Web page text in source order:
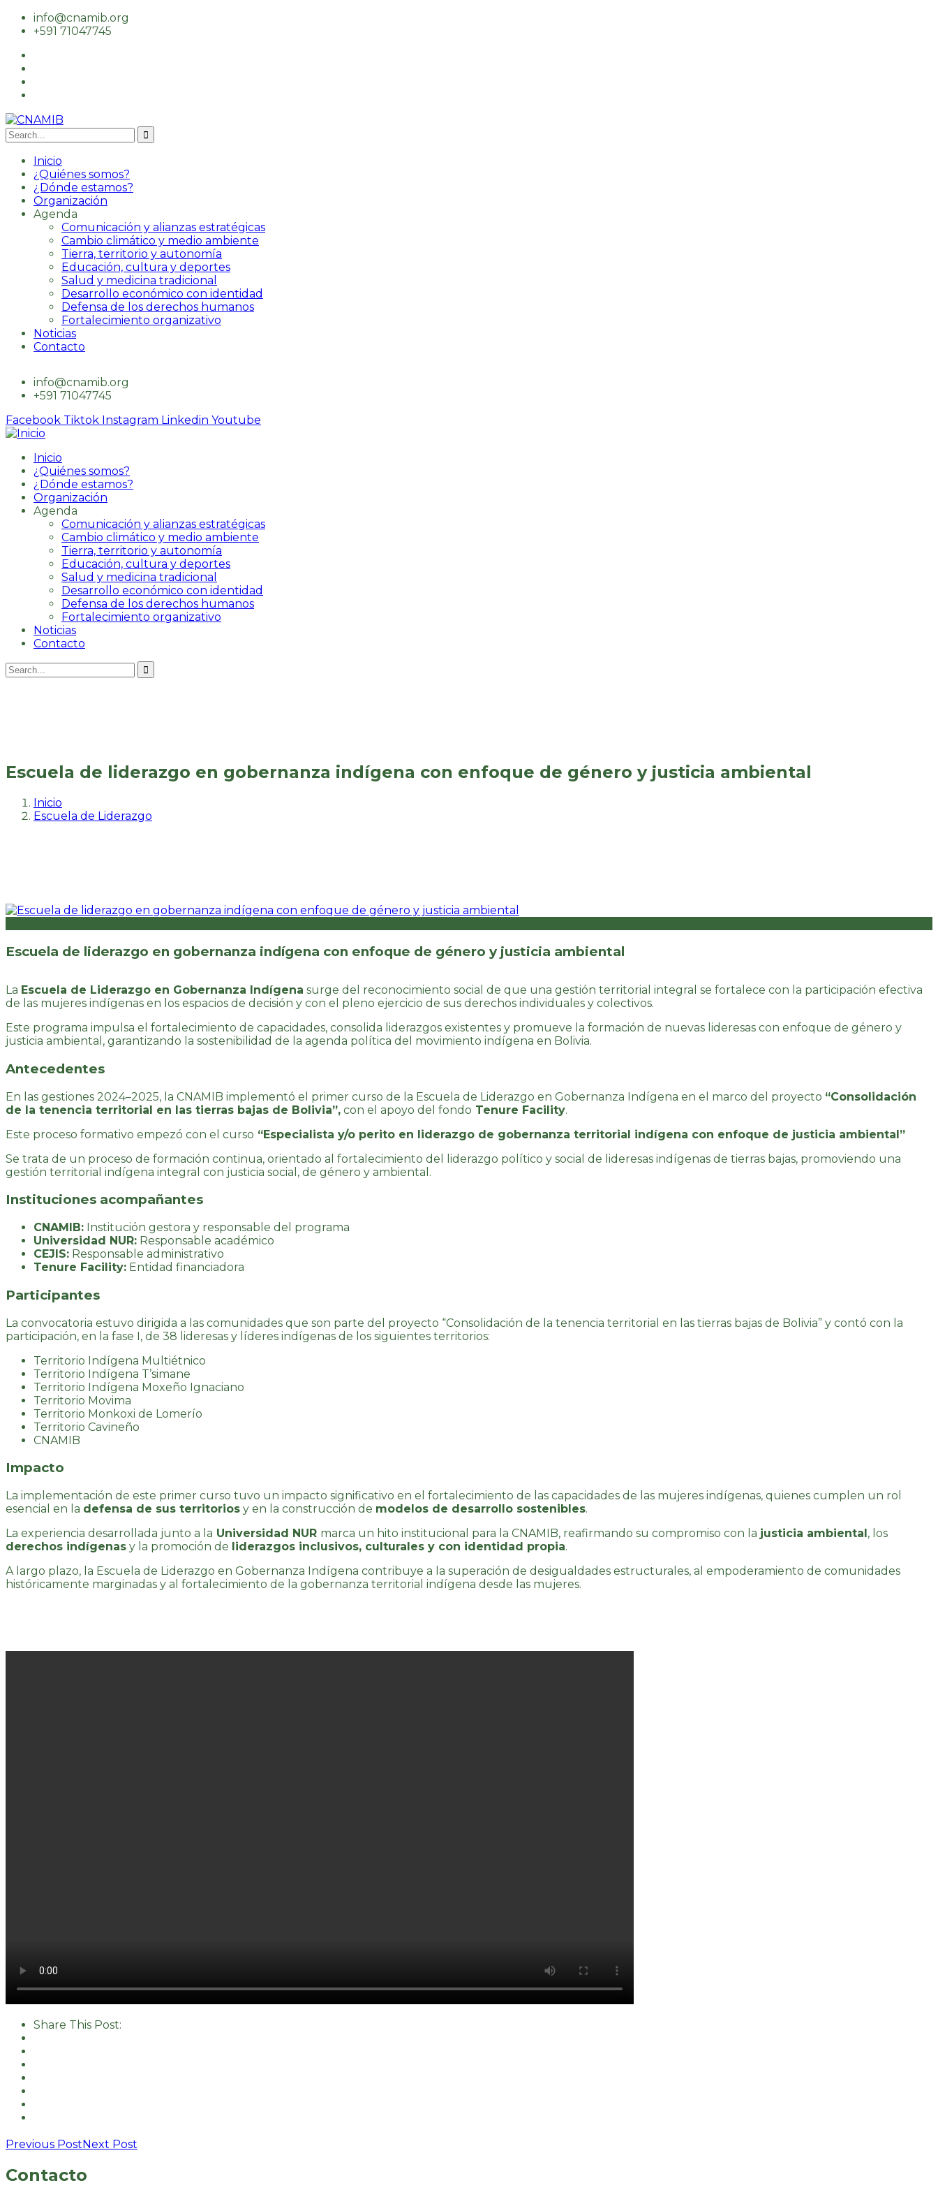
info@cnamib.org
+591 71047745
Inicio
¿Quiénes somos?
¿Dónde estamos?
Organización
Agenda
Comunicación y alianzas estratégicas
Cambio climático y medio ambiente
Tierra, territorio y autonomía
Educación, cultura y deportes
Salud y medicina tradicional
Desarrollo económico con identidad
Defensa de los derechos humanos
Fortalecimiento organizativo
Noticias
Contacto
info@cnamib.org
+591 71047745
Facebook Tiktok Instagram Linkedin Youtube
Inicio
¿Quiénes somos?
¿Dónde estamos?
Organización
Agenda
Comunicación y alianzas estratégicas
Cambio climático y medio ambiente
Tierra, territorio y autonomía
Educación, cultura y deportes
Salud y medicina tradicional
Desarrollo económico con identidad
Defensa de los derechos humanos
Fortalecimiento organizativo
Noticias
Contacto
Escuela de liderazgo en gobernanza indígena con enfoque de género y justicia ambiental
Inicio
Escuela de Liderazgo
Escuela de liderazgo en gobernanza indígena con enfoque de género y justicia ambiental
La Escuela de Liderazgo en Gobernanza Indígena surge del reconocimiento social de que una gestión territorial integral se fortalece con la participación efectiva
de las mujeres indígenas en los espacios de decisión y con el pleno ejercicio de sus derechos individuales y colectivos.
Este programa impulsa el fortalecimiento de capacidades, consolida liderazgos existentes y promueve la formación de nuevas lideresas con enfoque de género y
justicia ambiental, garantizando la sostenibilidad de la agenda política del movimiento indígena en Bolivia.
Antecedentes
En las gestiones 2024–2025, la CNAMIB implementó el primer curso de la Escuela de Liderazgo en Gobernanza Indígena en el marco del proyecto “Consolidación
de la tenencia territorial en las tierras bajas de Bolivia”, con el apoyo del fondo Tenure Facility.
Este proceso formativo empezó con el curso “Especialista y/o perito en liderazgo de gobernanza territorial indígena con enfoque de justicia ambiental”
Se trata de un proceso de formación continua, orientado al fortalecimiento del liderazgo político y social de lideresas indígenas de tierras bajas, promoviendo una
gestión territorial indígena integral con justicia social, de género y ambiental.
Instituciones acompañantes
CNAMIB: Institución gestora y responsable del programa
Universidad NUR: Responsable académico
CEJIS: Responsable administrativo
Tenure Facility: Entidad financiadora
Participantes
La convocatoria estuvo dirigida a las comunidades que son parte del proyecto “Consolidación de la tenencia territorial en las tierras bajas de Bolivia” y contó con la
participación, en la fase I, de 38 lideresas y líderes indígenas de los siguientes territorios:
Territorio Indígena Multiétnico
Territorio Indígena T’simane
Territorio Indígena Moxeño Ignaciano
Territorio Movima
Territorio Monkoxi de Lomerío
Territorio Cavineño
CNAMIB
Impacto
La implementación de este primer curso tuvo un impacto significativo en el fortalecimiento de las capacidades de las mujeres indígenas, quienes cumplen un rol
esencial en la defensa de sus territorios y en la construcción de modelos de desarrollo sostenibles.
La experiencia desarrollada junto a la Universidad NUR marca un hito institucional para la CNAMIB, reafirmando su compromiso con la justicia ambiental, los
derechos indígenas y la promoción de liderazgos inclusivos, culturales y con identidad propia.
A largo plazo, la Escuela de Liderazgo en Gobernanza Indígena contribuye a la superación de desigualdades estructurales, al empoderamiento de comunidades
históricamente marginadas y al fortalecimiento de la gobernanza territorial indígena desde las mujeres.
Share This Post:
Previous PostNext Post
Contacto